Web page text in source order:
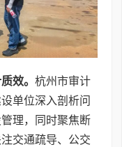
效。 杭州市审计
单位深入剖析问
理，同时聚焦断
交通疏导、公交